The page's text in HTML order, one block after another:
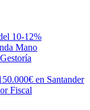
10-12%
Mano
en Santander
Fiscal